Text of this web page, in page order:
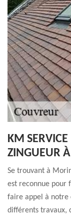
KM
ZINGUEUR
Se trouvant à
est reconnue pour
faire appel à notre
différents travaux,